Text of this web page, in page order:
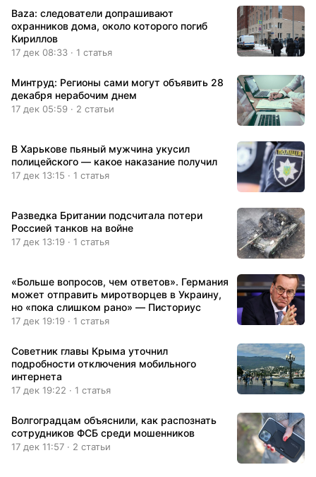
Baza: следователи допрашивают
охранников дома, около которого погиб
Кириллов
17 дек 08:33 · 1 статья
Минтруд: Регионы сами могут объявить 28
декабря нерабочим днем
17 дек 05:59 · 2 статьи
В Харькове пьяный мужчина укусил
полицейского — какое наказание получил
17 дек 13:15 · 1 статья
Разведка Британии подсчитала потери
Россией танков на войне
17 дек 13:19 · 1 статья
«Больше вопросов, чем ответов». Германия
может отправить миротворцев в Украину,
но «пока слишком рано» — Писториус
17 дек 19:19 · 1 статья
Советник главы Крыма уточнил
подробности отключения мобильного
интернета
17 дек 19:22 · 1 статья
Волгоградцам объяснили, как распознать
сотрудников ФСБ среди мошенников
17 дек 11:57 · 2 статьи